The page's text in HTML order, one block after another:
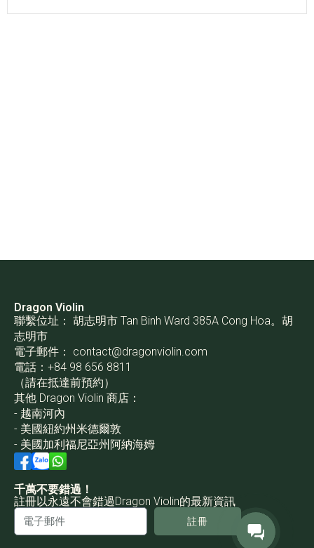
Dragon Violin
聯繫位址： 胡志明市 Tan Binh Ward 385A Cong Hoa。胡
志明市
電子郵件： contact@dragonviolin.com
電話：+84 98 656 8811
（請在抵達前預約）
其他 Dragon Violin 商店：
- 越南河內
- 美國紐約州米德爾敦
- 美國加利福尼亞州阿納海姆
千萬不要錯過！
註冊以永遠不會錯過Dragon Violin的最新資訊
註冊